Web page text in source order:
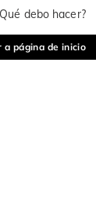
debo hacer?
a página de inicio